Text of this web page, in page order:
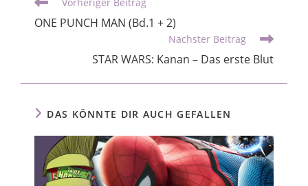
ONE PUNCH MAN (Bd.1 + 2)
Nächster Beitrag
STAR WARS: Kanan – Das erste Blut
DAS KÖNNTE DIR AUCH GEFALLEN